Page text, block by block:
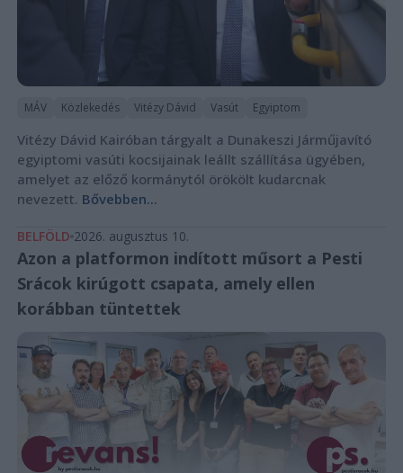
MÁV Közlekedés Vitézy Dávid Vasút Egyiptom
Vitézy Dávid Kairóban tárgyalt a Dunakeszi Járműjavító
egyiptomi vasúti kocsijainak leállt szállítása ügyében,
amelyet az előző kormánytól örökölt kudarcnak
nevezett. Bővebben...
BELFÖLD 2026. augusztus 10.
Azon a platformon indított műsort a Pesti
Srácok kirúgott csapata, amely ellen
korábban tüntettek